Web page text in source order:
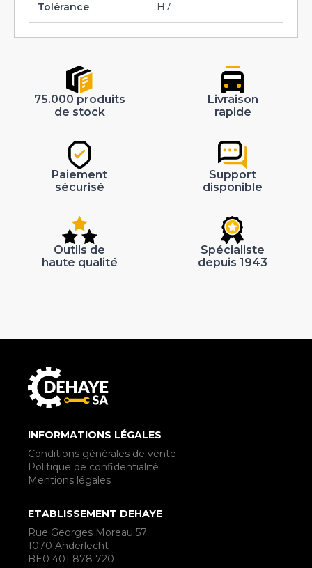
Tolérance H7
75.000 produits
de stock
Livraison
rapide
Paiement
sécurisé
Support
disponible
Outils de
haute qualité
Spécialiste
depuis 1943
INFORMATIONS LÉGALES
Conditions générales de vente
Politique de confidentialité
Mentions légales
ETABLISSEMENT DEHAYE
Rue Georges Moreau 57
1070 Anderlecht
BE0 401 878 720